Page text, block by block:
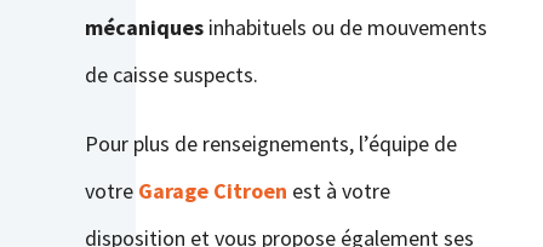
mécaniques inhabituels ou de mouvements
de caisse suspects.
Pour plus de renseignements, l’équipe de
votre Garage Citroen est à votre
disposition et vous propose également ses